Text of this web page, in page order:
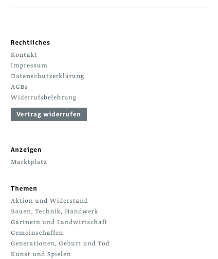
Rechtliches
Kontakt
Impressum
Datenschutzerklärung
AGBs
Widerrufsbelehrung
Vertrag widerrufen
Anzeigen
Marktplatz
Themen
Aktion und Widerstand
Bauen, Technik, Handwerk
Gärtnern und Landwirtschaft
Gemeinschaffen
Generationen, Geburt und Tod
Kunst und Spielen